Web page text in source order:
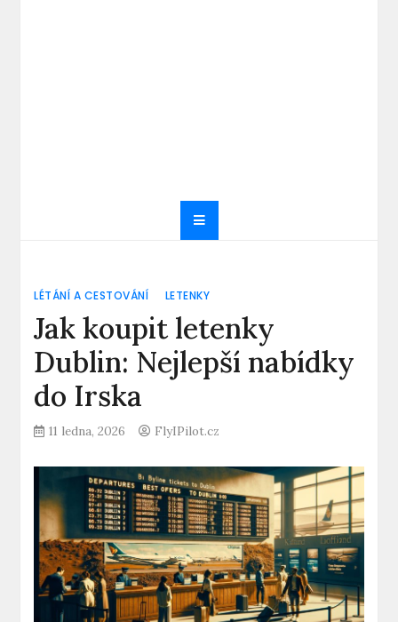
LÉTÁNÍ A CESTOVÁNÍ LETENKY
Jak koupit letenky
Dublin: Nejlepší nabídky
do Irska
11 ledna, 2026 FlyIPilot.cz